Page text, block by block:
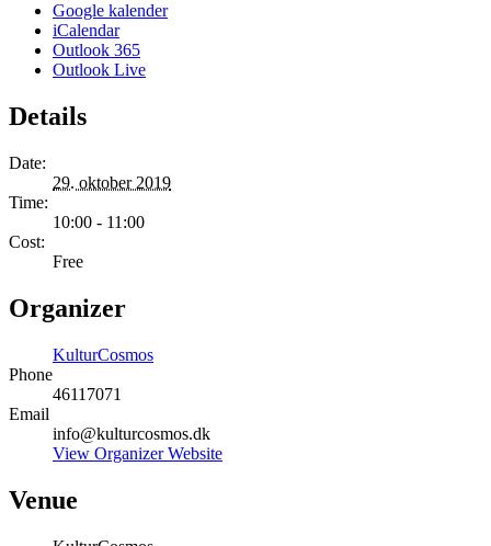
Google kalender
iCalendar
Outlook 365
Outlook Live
Details
Date:
29. oktober 2019
Time:
10:00 - 11:00
Cost:
Free
Organizer
KulturCosmos
Phone
46117071
Email
info@kulturcosmos.dk
View Organizer Website
Venue